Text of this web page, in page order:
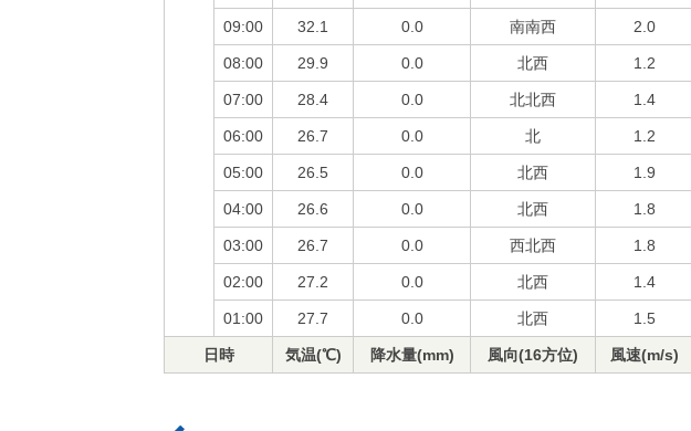
09:00 32.1 0.0 南南西 2.0
08:00 29.9 0.0 北西 1.2
07:00 28.4 0.0 北北西 1.4
06:00 26.7 0.0 北 1.2
05:00 26.5 0.0 北西 1.9
04:00 26.6 0.0 北西 1.8
03:00 26.7 0.0 西北西 1.8
02:00 27.2 0.0 北西 1.4
01:00 27.7 0.0 北西 1.5
日時 気温(℃) 降水量(mm) 風向(16方位) 風速(m/s)